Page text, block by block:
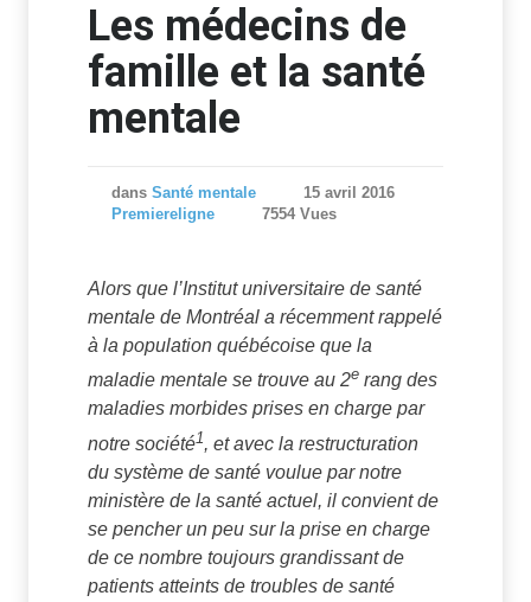
Les médecins de
famille et la santé
mentale
dans Santé mentale
15 avril 2016
Premiereligne
7554 Vues
Alors que l’Institut universitaire de santé
mentale de Montréal a récemment rappelé
à la population québécoise que la
maladie mentale se trouve au 2e rang des
maladies morbides prises en charge par
notre société1, et avec la restructuration
du système de santé voulue par notre
ministère de la santé actuel, il convient de
se pencher un peu sur la prise en charge
de ce nombre toujours grandissant de
patients atteints de troubles de santé